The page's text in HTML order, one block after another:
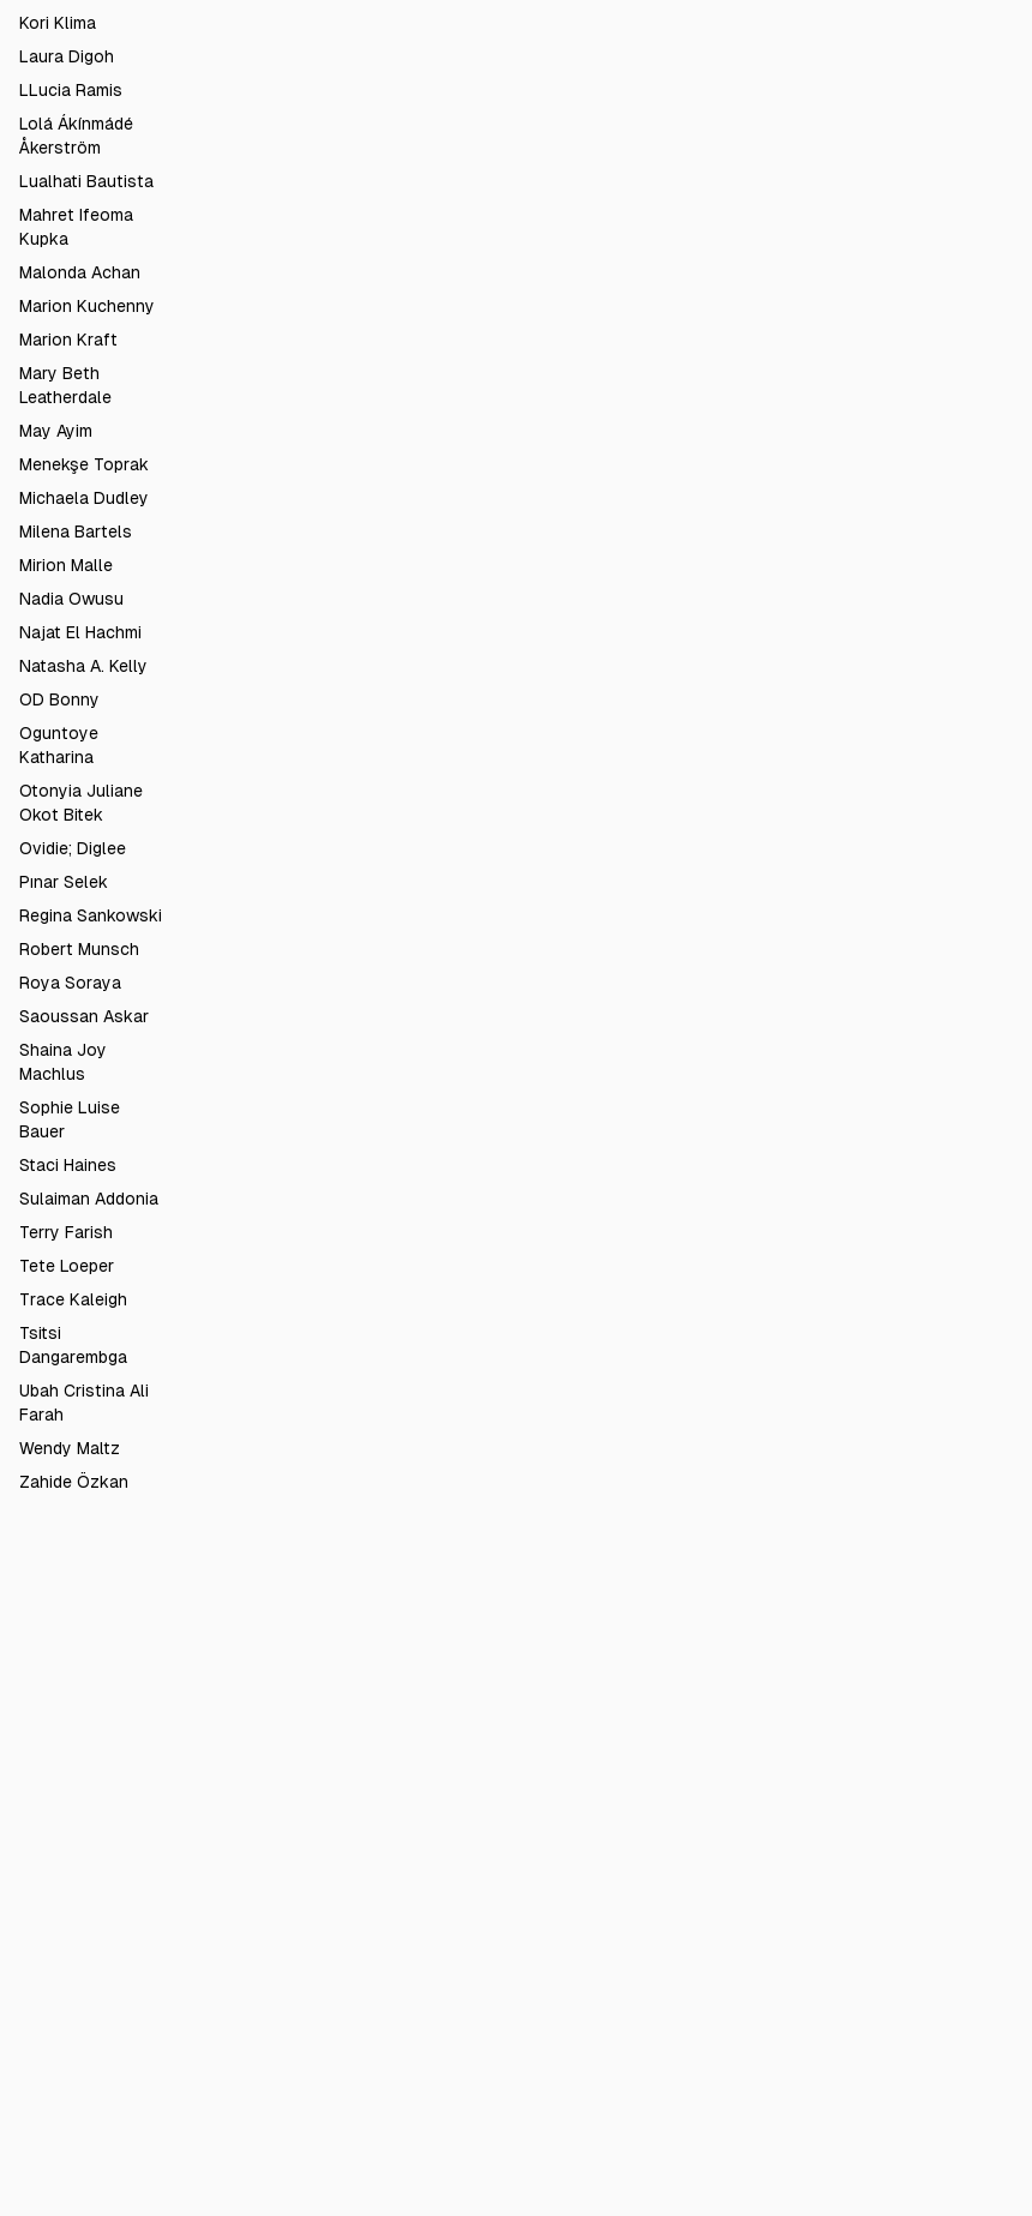
Kori Klima
Laura Digoh
LLucia Ramis
Lolá Ákínmádé
Åkerström
Lualhati Bautista
Mahret Ifeoma
Kupka
Malonda Achan
Marion Kuchenny
Marion Kraft
Mary Beth
Leatherdale
May Ayim
Menekşe Toprak
Michaela Dudley
Milena Bartels
Mirion Malle
Nadia Owusu
Najat El Hachmi
Natasha A. Kelly
OD Bonny
Oguntoye
Katharina
Otonyia Juliane
Okot Bitek
Ovidie; Diglee
Pınar Selek
Regina Sankowski
Robert Munsch
Roya Soraya
Saoussan Askar
Shaina Joy
Machlus
Sophie Luise
Bauer
Staci Haines
Sulaiman Addonia
Terry Farish
Tete Loeper
Trace Kaleigh
Tsitsi
Dangarembga
Ubah Cristina Ali
Farah
Wendy Maltz
Zahide Özkan